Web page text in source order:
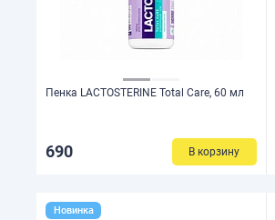
Пенка LACTOSTERINE Total Care, 60 мл
690 В корзину
Новинка